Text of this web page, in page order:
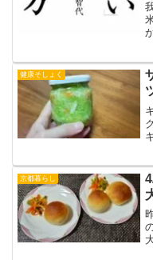
健康そしょく
京都暮らし